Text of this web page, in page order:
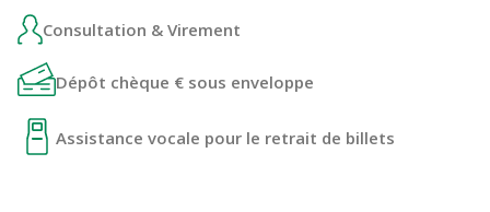
Consultation & Virement
Dépôt chèque € sous enveloppe
Assistance vocale pour le retrait de billets